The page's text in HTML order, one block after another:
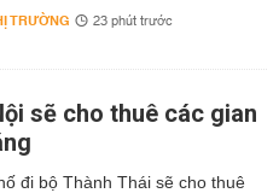
TRƯỜNG 23 phút trước
sẽ cho thuê các gian
đi bộ Thành Thái sẽ cho thuê